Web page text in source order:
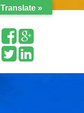
Translate »